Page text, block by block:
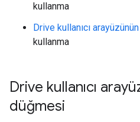
kullanma
Drive kullanıcı
kullanma
Drive kullanıcı
düğmesi